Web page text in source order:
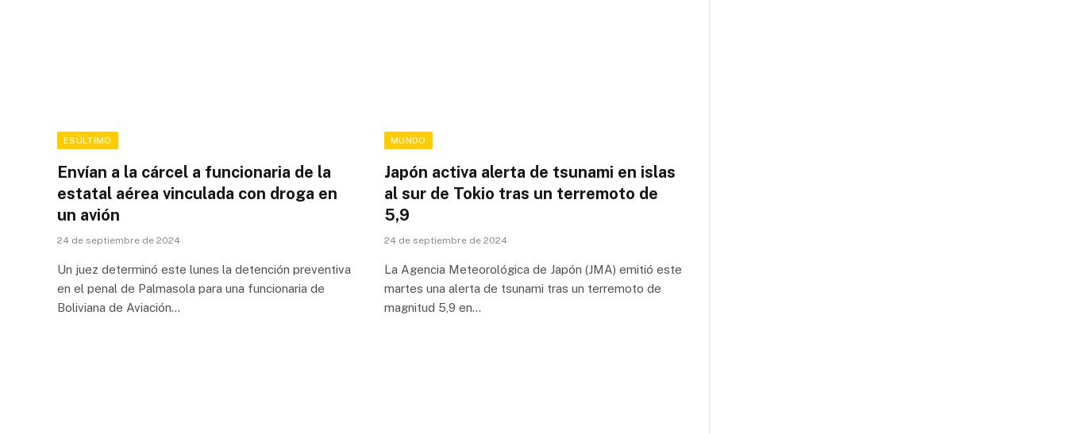
ESÚLTIMO
Envían a la cárcel a funcionaria de la
estatal aérea vinculada con droga en
un avión
24 de septiembre de 2024
Un juez determinó este lunes la detención preventiva
en el penal de Palmasola para una funcionaria de
Boliviana de Aviación…
MUNDO
Japón activa alerta de tsunami en islas
al sur de Tokio tras un terremoto de
5,9
24 de septiembre de 2024
La Agencia Meteorológica de Japón (JMA) emitió este
martes una alerta de tsunami tras un terremoto de
magnitud 5,9 en…